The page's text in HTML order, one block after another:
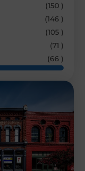
(150 )
(146 )
(105 )
(71 )
(66 )